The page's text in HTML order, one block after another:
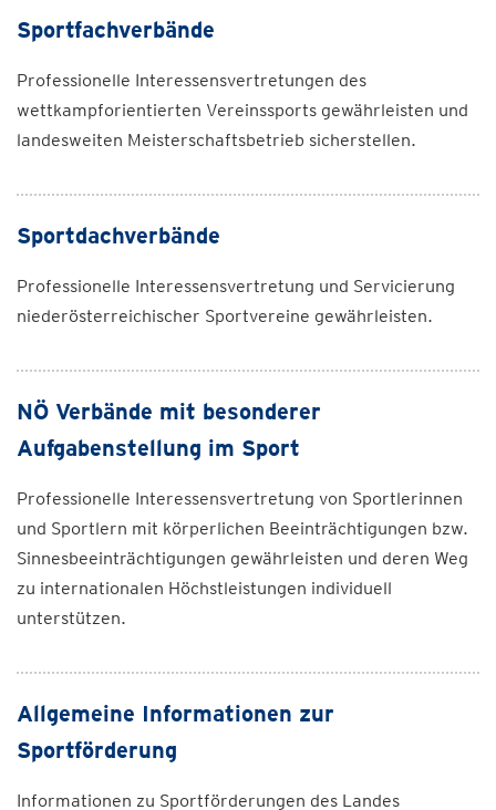
Sportfachverbände
Professionelle Interessensvertretungen des
wettkampforientierten Vereinssports gewährleisten und
landesweiten Meisterschaftsbetrieb sicherstellen.
Sportdachverbände
Professionelle Interessensvertretung und Servicierung
niederösterreichischer Sportvereine gewährleisten.
NÖ Verbände mit besonderer
Aufgabenstellung im Sport
Professionelle Interessensvertretung von Sportlerinnen
und Sportlern mit körperlichen Beeinträchtigungen bzw.
Sinnesbeeinträchtigungen gewährleisten und deren Weg
zu internationalen Höchstleistungen individuell
unterstützen.
Allgemeine Informationen zur
Sportförderung
Informationen zu Sportförderungen des Landes